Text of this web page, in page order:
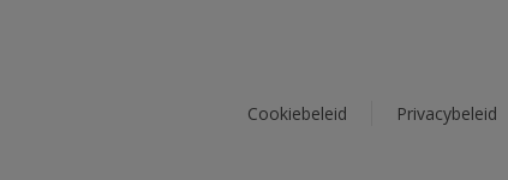
Cookiebeleid Privacybeleid